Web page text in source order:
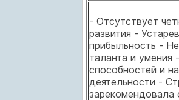
- Отсутствует
развития -
прибыльность -
таланта и умения
способностей и
деятельности -
зарекомендовала